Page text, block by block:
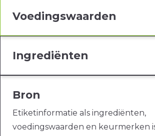
Voedingswaarden
Ingrediënten
Bron
Etiketinformatie als ingrediënten,
voedingswaarden en keurmerken